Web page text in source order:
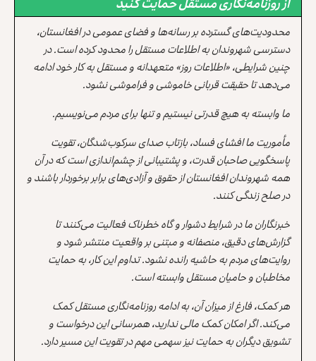
محدودیت‌های گسترده بر رسانه‌ها و فضای عمومی در افغانستان،
دسترسی شهروندان به اطلاعات مستقل را محدود کرده است. در
چنین شرایطی، «اطلاعات روز» متعهدانه و مستقل به کار خود ادامه
می‌دهد تا حقیقت قربانی خاموشی و فراموشی نشود.
ما وابسته به هیچ قدرتی نیستیم و تنها برای مردم می‌نویسیم.
مأموریت ما افشای فساد، بازتاب صدای سرکوب‌شدگان، تقویت
پاسخگویی صاحبان قدرت، و پشتیبانی از چشم‌اندازی است که در آن
همه شهروندان افغانستان از حقوق و آزادی‌های برابر برخوردار باشند و
در صلح زندگی کنند.
خبرنگاران ما در شرایط دشوار و گاه خطرناک فعالیت می‌کنند تا
گزارش‌های دقیق، منصفانه و مبتنی بر واقعیت منتشر شود و
روایت‌های مردم به حاشیه رانده نشود. تداوم این کار، به حمایت
مخاطبان و حامیان مستقل وابسته است.
هر کمک، فارغ از میزان آن، به ادامه روزنامه‌نگاری مستقل کمک
می‌کند. اگر امکان کمک مالی ندارید، همرسانی این درخواست و
تشویق دیگران به حمایت نیز سهمی مهم در تقویت این مسیر دارد.